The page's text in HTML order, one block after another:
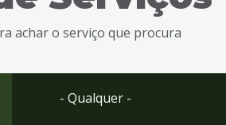
achar o serviço que procura
- Qualquer -